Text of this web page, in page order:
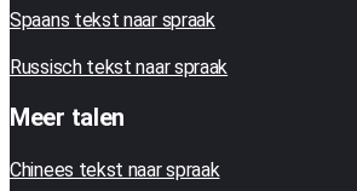
Spaans tekst naar spraak
Russisch tekst naar spraak
Meer talen
Chinees tekst naar spraak